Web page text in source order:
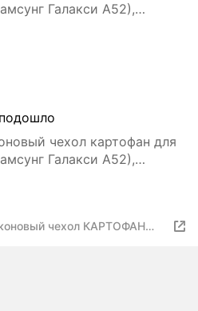
Галакси А52),
чехол картофан для
Галакси А52),
чехол КАРТОФАН